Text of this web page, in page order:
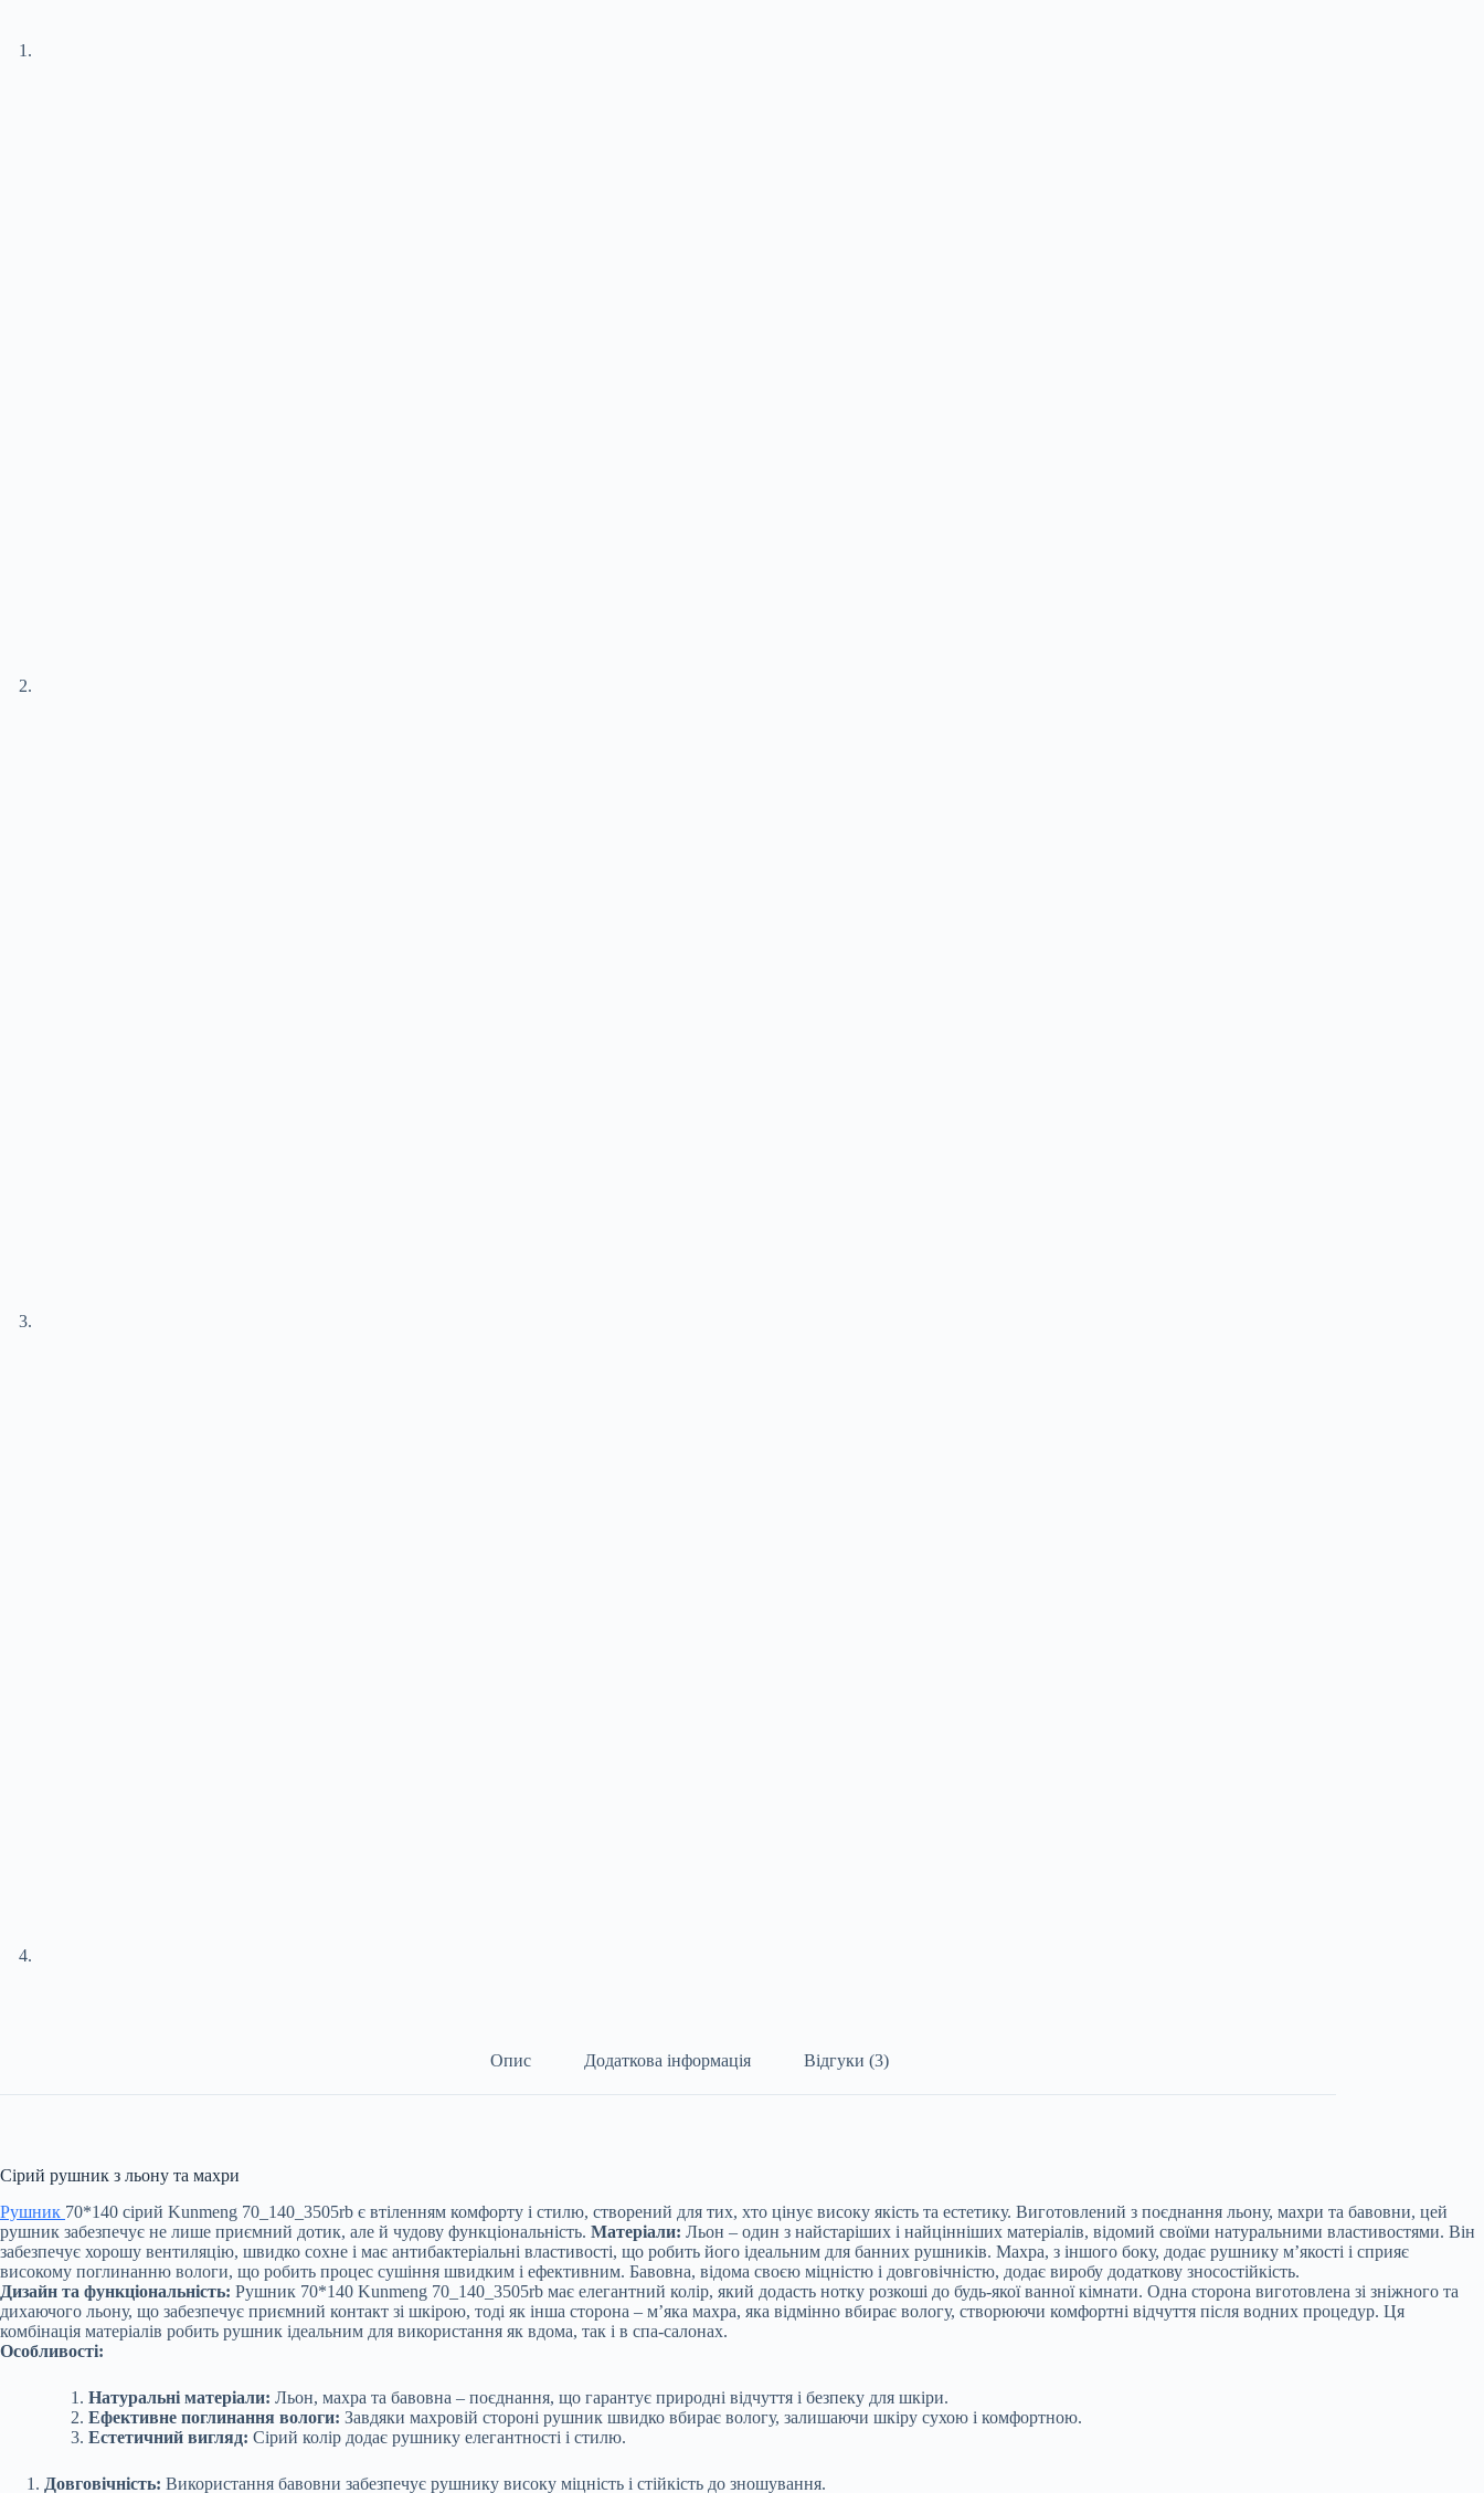
Опис Додаткова інформація Відгуки (3)
Сірий рушник з льону та махри
Рушник 70*140 сірий Kunmeng 70_140_3505rb є втіленням комфорту і стилю, створений для тих, хто цінує високу якість та естетику. Виготовлений з поєднання льону, махри та бавовни, цей
рушник забезпечує не лише приємний дотик, але й чудову функціональність. Матеріали: Льон – один з найстаріших і найцінніших матеріалів, відомий своїми натуральними властивостями. Він
забезпечує хорошу вентиляцію, швидко сохне і має антибактеріальні властивості, що робить його ідеальним для банних рушників. Махра, з іншого боку, додає рушнику м’якості і сприяє
високому поглинанню вологи, що робить процес сушіння швидким і ефективним. Бавовна, відома своєю міцністю і довговічністю, додає виробу додаткову зносостійкість.
Дизайн та функціональність: Рушник 70*140 Kunmeng 70_140_3505rb має елегантний колір, який додасть нотку розкоші до будь-якої ванної кімнати. Одна сторона виготовлена зі зніжного та
дихаючого льону, що забезпечує приємний контакт зі шкірою, тоді як інша сторона – м’яка махра, яка відмінно вбирає вологу, створюючи комфортні відчуття після водних процедур. Ця
комбінація матеріалів робить рушник ідеальним для використання як вдома, так і в спа-салонах.
Особливості:
Натуральні матеріали: Льон, махра та бавовна – поєднання, що гарантує природні відчуття і безпеку для шкіри.
Ефективне поглинання вологи: Завдяки махровій стороні рушник швидко вбирає вологу, залишаючи шкіру сухою і комфортною.
Естетичний вигляд: Сірий колір додає рушнику елегантності і стилю.
Довговічність: Використання бавовни забезпечує рушнику високу міцність і стійкість до зношування.